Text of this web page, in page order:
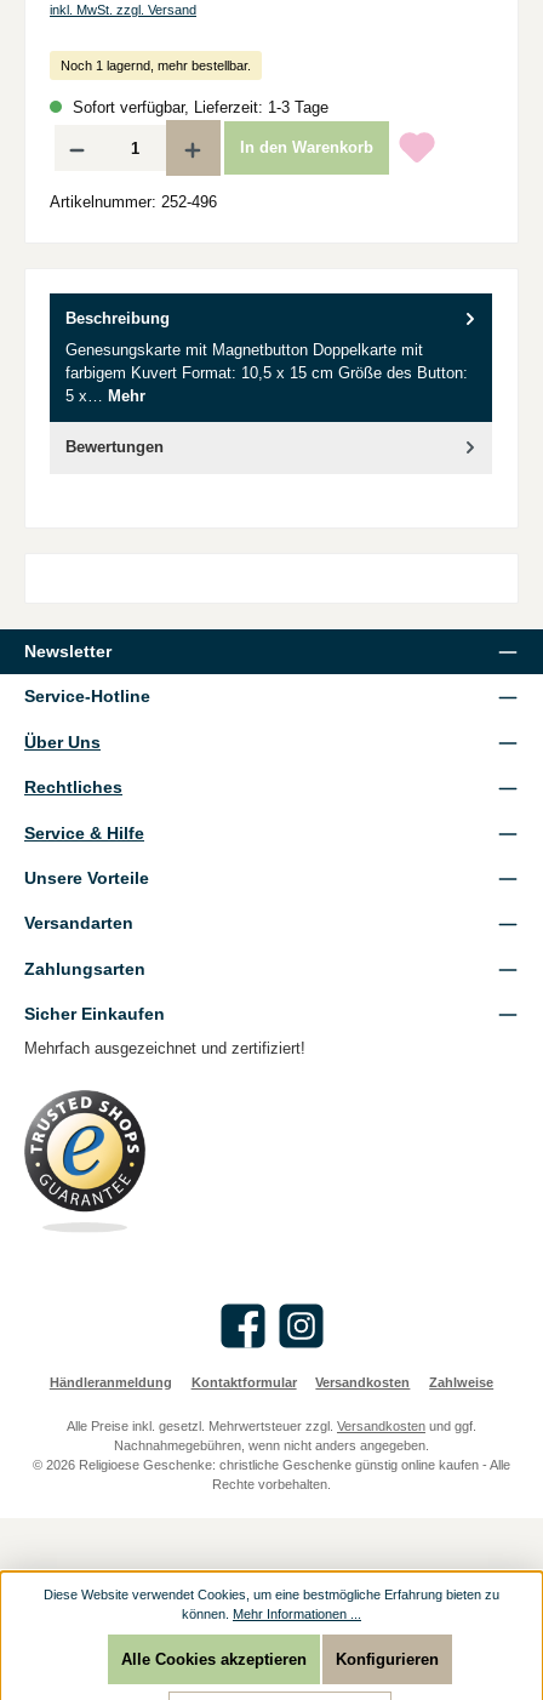
inkl. MwSt. zzgl. Versand
Noch 1 lagernd, mehr bestellbar.
Sofort verfügbar, Lieferzeit: 1-3 Tage
Produkt Anzahl: Gib den gewünschten Wert ein oder benutze die Schaltflächen
In den Warenkorb
Artikelnummer: 252-496
Beschreibung
Genesungskarte mit Magnetbutton Doppelkarte mit
farbigem Kuvert Format: 10,5 x 15 cm Größe des Button:
5 x… Mehr
Bewertungen
Newsletter
Service-Hotline
Über Uns
Rechtliches
Service & Hilfe
Unsere Vorteile
Versandarten
Zahlungsarten
Sicher Einkaufen
Mehrfach ausgezeichnet und zertifiziert!
Facebook Instagram
Händleranmeldung Kontaktformular Versandkosten Zahlweise
Alle Preise inkl. gesetzl. Mehrwertsteuer zzgl. Versandkosten und ggf.
Nachnahmegebühren, wenn nicht anders angegeben.
© 2026 Religioese Geschenke: christliche Geschenke günstig online kaufen - Alle
Rechte vorbehalten.
Diese Website verwendet Cookies, um eine bestmögliche Erfahrung bieten zu
können. Mehr Informationen ...
Konfigurieren
Alle Cookies akzeptieren